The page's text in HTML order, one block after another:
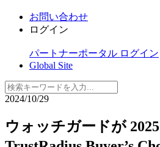
お問い合わせ
ログイン
パートナーポータル ログイン
Global Site
2024/10/29
ウォッチガードが